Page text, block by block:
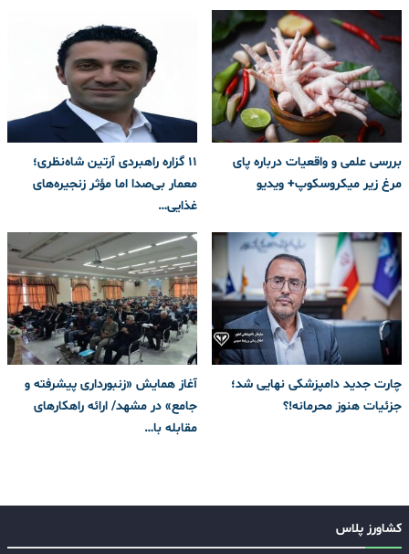
بررسی علمی و واقعیات درباره پای
مرغ زیر میکروسکوپ+ ویدیو
۱۱ گزاره راهبردی آرتین شاه‌نظری؛
معمار بی‌صدا اما مؤثر زنجیره‌های
غذایی…
چارت جدید دامپزشکی نهایی شد؛
جزئیات هنوز محرمانه!؟
آغاز همایش «زنبورداری پیشرفته و
جامع» در مشهد/ ارائه راهکارهای
مقابله با…
کشاورز پلاس